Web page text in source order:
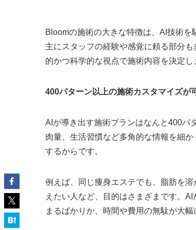
Bloomの施術の大きな特徴は、AI技術
主にスタッフの経験や感覚に頼る部分
的かつ科学的な視点で施術内容を決定し
400パターン以上の施術カスタマイズが
AIが導き出す施術プランはなんと400パ
肉量、生活習慣など多角的な情報を細
するからです。
例えば、同じ痩身エステでも、脂肪を
えたい人など、目的はさまざまです。
まるばかりか、時間や費用の無駄が大幅